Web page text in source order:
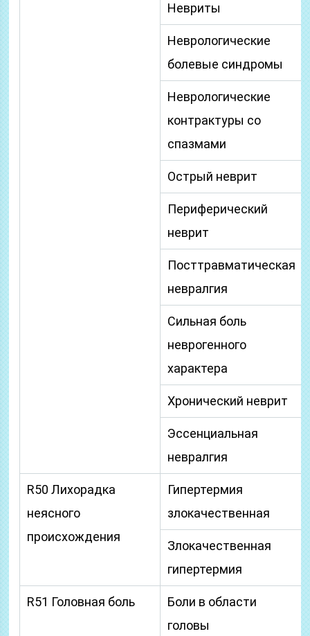
Невриты
Неврологические
болевые синдромы
Неврологические
контрактуры со
спазмами
Острый неврит
Периферический
неврит
Посттравматическая
невралгия
Сильная боль
неврогенного
характера
Хронический неврит
Эссенциальная
невралгия
R50 Лихорадка
неясного
происхождения
Гипертермия
злокачественная
Злокачественная
гипертермия
R51 Головная боль
Боли в области
головы